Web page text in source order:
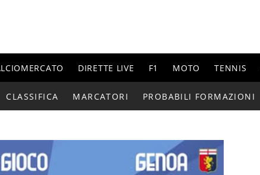
DIRETTE LIVE F1 MOTO TENNIS
CLASSIFICA MARCATORI PROBABILI FORMAZIONI